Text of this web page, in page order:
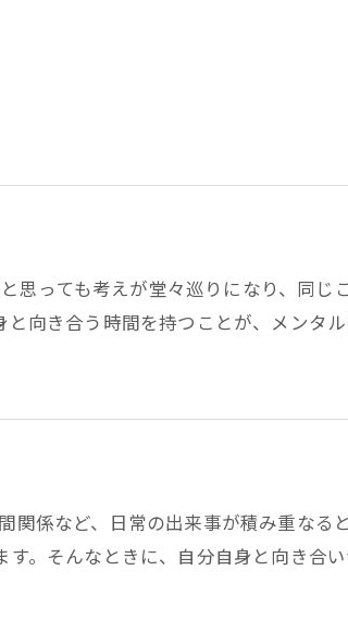
思っても考えが堂々巡りになり、同じ
向き合う時間を持つことが、メンタ
関係など、日常の出来事が積み重な
。そんなときに、自分自身と向き合